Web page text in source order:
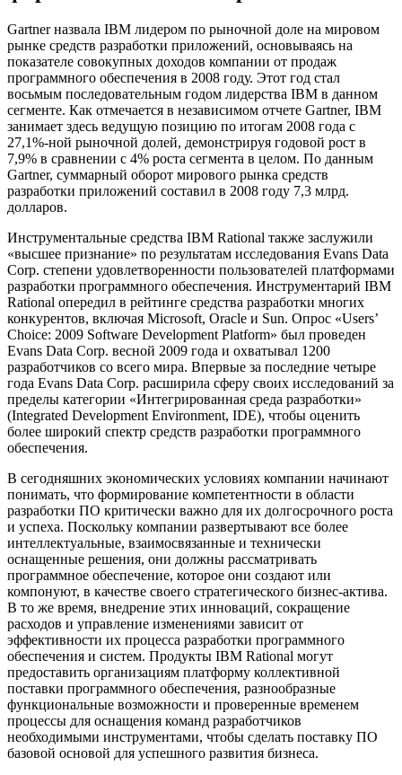
Gartner назвала IBM лидером по рыночной доле на мировом
рынке средств разработки приложений, основываясь на
показателе совокупных доходов компании от продаж
программного обеспечения в 2008 году. Этот год стал
восьмым последовательным годом лидерства IBM в данном
сегменте. Как отмечается в независимом отчете Gartner, IBM
занимает здесь ведущую позицию по итогам 2008 года с
27,1%-ной рыночной долей, демонстрируя годовой рост в
7,9% в сравнении с 4% роста сегмента в целом. По данным
Gartner, суммарный оборот мирового рынка средств
разработки приложений составил в 2008 году 7,3 млрд.
долларов.
Инструментальные средства IBM Rational также заслужили
«высшее признание» по результатам исследования Evans Data
Corp. степени удовлетворенности пользователей платформами
разработки программного обеспечения. Инструментарий IBM
Rational опередил в рейтинге средства разработки многих
конкурентов, включая Microsoft, Oracle и Sun. Опрос «Users’
Choice: 2009 Software Development Platform» был проведен
Evans Data Corp. весной 2009 года и охватывал 1200
разработчиков со всего мира. Впервые за последние четыре
года Evans Data Corp. расширила сферу своих исследований за
пределы категории «Интегрированная среда разработки»
(Integrated Development Environment, IDE), чтобы оценить
более широкий спектр средств разработки программного
обеспечения.
В сегодняшних экономических условиях компании начинают
понимать, что формирование компетентности в области
разработки ПО критически важно для их долгосрочного роста
и успеха. Поскольку компании развертывают все более
интеллектуальные, взаимосвязанные и технически
оснащенные решения, они должны рассматривать
программное обеспечение, которое они создают или
компонуют, в качестве своего стратегического бизнес-актива.
В то же время, внедрение этих инноваций, сокращение
расходов и управление изменениями зависит от
эффективности их процесса разработки программного
обеспечения и систем. Продукты IBM Rational могут
предоставить организациям платформу коллективной
поставки программного обеспечения, разнообразные
функциональные возможности и проверенные временем
процессы для оснащения команд разработчиков
необходимыми инструментами, чтобы сделать поставку ПО
базовой основой для успешного развития бизнеса.